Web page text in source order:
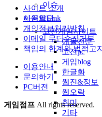
이슈
사이트Link
고전게임사이트
에뮬전문
고전pc
게임blog
한글화
웹진&정보
웹오락
취미
기타
사이트 소개
이용약관
개인정보처리방침
이메일 무단수집거부
책임의 한계와 법적고지
이용안내
문의하기
PC버전
게임점프 All rights reserved.